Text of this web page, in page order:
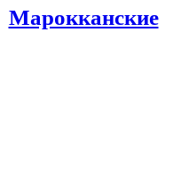
Марокканские